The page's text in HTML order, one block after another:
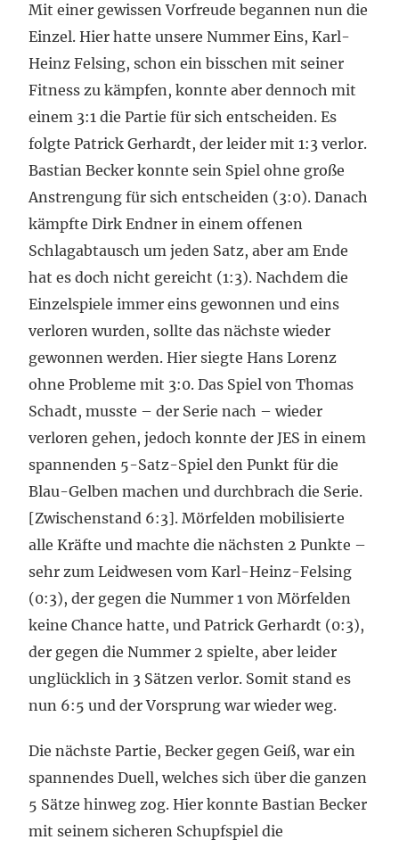
Mit einer gewissen Vorfreude begannen nun die
Einzel. Hier hatte unsere Nummer Eins, Karl-
Heinz Felsing, schon ein bisschen mit seiner
Fitness zu kämpfen, konnte aber dennoch mit
einem 3:1 die Partie für sich entscheiden. Es
folgte Patrick Gerhardt, der leider mit 1:3 verlor.
Bastian Becker konnte sein Spiel ohne große
Anstrengung für sich entscheiden (3:0). Danach
kämpfte Dirk Endner in einem offenen
Schlagabtausch um jeden Satz, aber am Ende
hat es doch nicht gereicht (1:3). Nachdem die
Einzelspiele immer eins gewonnen und eins
verloren wurden, sollte das nächste wieder
gewonnen werden. Hier siegte Hans Lorenz
ohne Probleme mit 3:0. Das Spiel von Thomas
Schadt, musste – der Serie nach – wieder
verloren gehen, jedoch konnte der JES in einem
spannenden 5-Satz-Spiel den Punkt für die
Blau-Gelben machen und durchbrach die Serie.
[Zwischenstand 6:3]. Mörfelden mobilisierte
alle Kräfte und machte die nächsten 2 Punkte –
sehr zum Leidwesen vom Karl-Heinz-Felsing
(0:3), der gegen die Nummer 1 von Mörfelden
keine Chance hatte, und Patrick Gerhardt (0:3),
der gegen die Nummer 2 spielte, aber leider
unglücklich in 3 Sätzen verlor. Somit stand es
nun 6:5 und der Vorsprung war wieder weg.
Die nächste Partie, Becker gegen Geiß, war ein
spannendes Duell, welches sich über die ganzen
5 Sätze hinweg zog. Hier konnte Bastian Becker
mit seinem sicheren Schupfspiel die